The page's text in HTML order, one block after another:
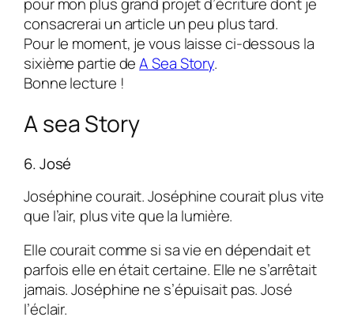
consacrerai un article un peu plus tard.
Pour le moment, je vous laisse ci-dessous la
sixième partie deA Sea Story.
Bonne lecture !
A sea Story
6. José
Joséphine courait. Joséphine courait plus vite
que l’air, plus vite que la lumière.
Elle courait comme si sa vie en dépendait et
parfois elle en était certaine. Elle ne s’arrêtait
jamais. Joséphine ne s’épuisait pas. José
l’éclair.